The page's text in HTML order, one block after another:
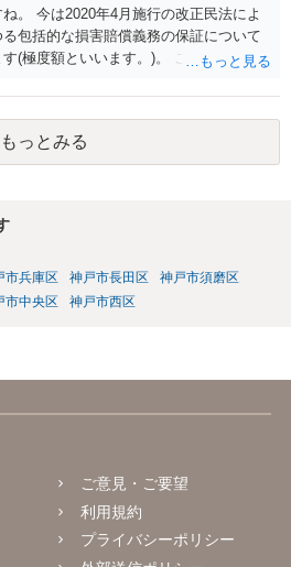
。 今は2020年4月施行の改正民法によ
包括的な損害賠償義務の保証について
(極度額といいます。)。 この書式にサ
性が高そうです。
もっとみる
市兵庫区 神戸市長田区
神戸市須磨区
市中央区 神戸市西区
ご意見・ご要望
利用規約
プライバシーポリシー